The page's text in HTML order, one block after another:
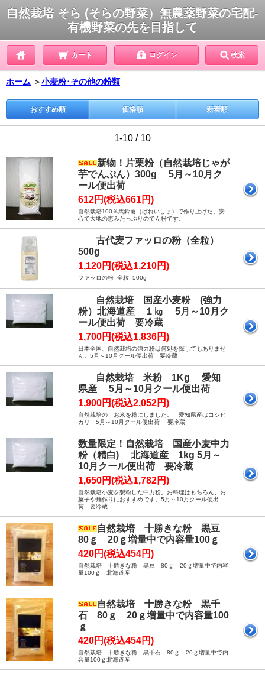
自然栽培 そら (そらの野菜）無農薬野菜の宅配-
有機野菜の先を目指して
カート ログイン 検索
ホーム ＞小麦粉･その他の粉類
おすすめ順 価格順 新着順
1-10 / 10
新物！片栗粉（自然栽培じゃが
芋でんぷん）300g 5月～10月ク
ール便出荷
612円(税込661円)
自然栽培100％馬鈴薯（ばれいしょ）で作り上げた。安
心で大地の恵みたっぷりのでん粉です。
古代麦ファッロの粉（全粒）
500g
1,120円(税込1,210円)
ファッロの粉 -全粒- 500g
自然栽培 国産小麦粉 (強力
粉）北海道産 １㎏ 5月～10月ク
ール便出荷 要冷蔵
1,700円(税込1,836円)
日本全国、自然栽培の強力粉は何処を探してもありませ
ん。5月～10月クール便出荷 要冷蔵
自然栽培 米粉 1Kg 愛知
県産 5月～10月クール便出荷
1,900円(税込2,052円)
自然栽培の お米を粉にしました。 愛知県産はコシヒ
カリ 5月～10月クール便出荷 要冷蔵
数量限定！自然栽培 国産小麦中力
粉（精白) 北海道産 1kg 5月～
10月クール便出荷 要冷蔵
1,650円(税込1,782円)
自然栽培小麦を製粉した中力粉。お料理はもちろん、お
菓子や麺作りにおすすめです。5月～10月クール便出
荷 要冷蔵
自然栽培 十勝きな粉 黒豆
80ｇ 20ｇ増量中で内容量100ｇ
420円(税込454円)
自然栽培 十勝きな粉 黒豆 80ｇ 20ｇ増量中で内容
量100ｇ 北海道産
自然栽培 十勝きな粉 黒千
石 80ｇ 20ｇ増量中で内容量100
ｇ
420円(税込454円)
自然栽培 十勝きな粉 黒千石 80ｇ 20ｇ増量中で内
容量100ｇ北海道産